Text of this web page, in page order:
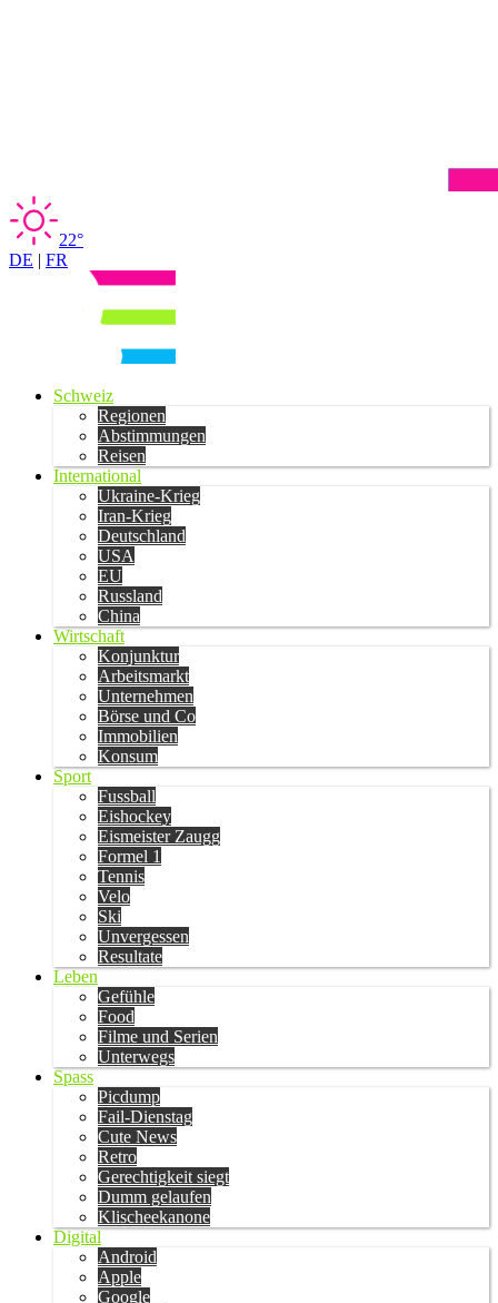
22°
DE | FR
Schweiz
Regionen
Abstimmungen
Reisen
International
Ukraine-Krieg
Iran-Krieg
Deutschland
USA
EU
Russland
China
Wirtschaft
Konjunktur
Arbeitsmarkt
Unternehmen
Börse und Co
Immobilien
Konsum
Sport
Fussball
Eishockey
Eismeister Zaugg
Formel 1
Tennis
Velo
Ski
Unvergessen
Resultate
Leben
Gefühle
Food
Filme und Serien
Unterwegs
Spass
Picdump
Fail-Dienstag
Cute News
Retro
Gerechtigkeit siegt
Dumm gelaufen
Klischeekanone
Digital
Android
Apple
Google